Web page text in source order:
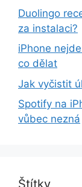
Duolingo
za instalaci?
iPhone
co dělat
Jak vyčistit
Spotify na
vůbec nezná